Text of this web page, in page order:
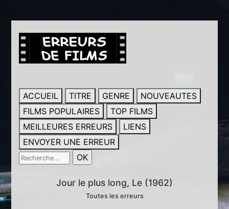
ACCUEIL TITRE GENRE
NOUVEAUTES
FILMS POPULAIRES
TOP FILMS
MEILLEURES ERREURS
LIENS
ENVOYER UNE ERREUR
Jour le plus long, Le (1962)
Toutes les erreurs